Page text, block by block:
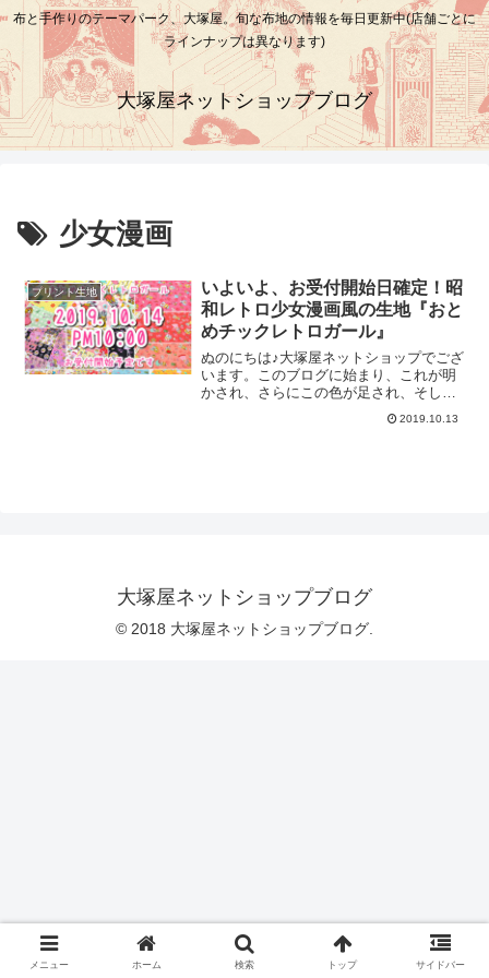
布と手作りのテーマパーク、大塚屋。旬な布地の情報を毎日更新中(店舗ごとに
ラインナップは異なります)
大塚屋ネットショップブログ
少女漫画
プリント生地
いよいよ、お受付開始日確定！昭
和レトロ少女漫画風の生地『おと
めチックレトロガール』
ぬのにちは♪大塚屋ネットショップでござ
います。このブログに始まり、これが明
かされ、さらにこの色が足され、そして
もちろん、この柄も！いったい「これ」
が何なのかと言いますと、＼ おとめち
が始まります！今、新色2点を含めた全12
アイテムが大塚屋ネットショップにそろ
い、あの「おとめちっくレトロガール」
を令和の世の中で再
2019.10.13
大塚屋ネットショップブログ
© 2018 大塚屋ネットショップブログ.
メニュー ホーム 検索 トップ サイドバー